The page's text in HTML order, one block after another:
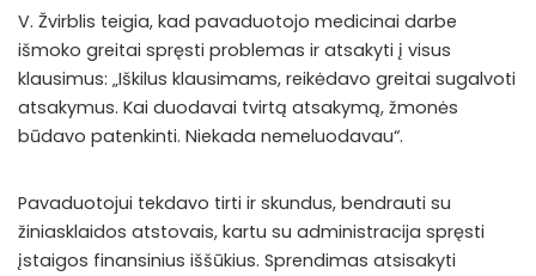
V. Žvirblis teigia, kad pavaduotojo medicinai darbe
išmoko greitai spręsti problemas ir atsakyti į visus
klausimus: „Iškilus klausimams, reikėdavo greitai sugalvoti
atsakymus. Kai duodavai tvirtą atsakymą, žmonės
būdavo patenkinti. Niekada nemeluodavau“.
Pavaduotojui tekdavo tirti ir skundus, bendrauti su
žiniasklaidos atstovais, kartu su administracija spręsti
įstaigos finansinius iššūkius. Sprendimas atsisakyti